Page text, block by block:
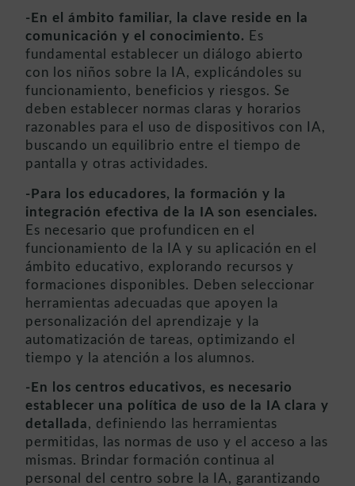
-En el ámbito familiar, la clave reside en la
comunicación y el conocimiento. Es
fundamental establecer un diálogo abierto
con los niños sobre la IA, explicándoles su
funcionamiento, beneficios y riesgos. Se
deben establecer normas claras y horarios
razonables para el uso de dispositivos con IA,
buscando un equilibrio entre el tiempo de
pantalla y otras actividades.
-Para los educadores, la formación y la
integración efectiva de la IA son esenciales.
Es necesario que profundicen en el
funcionamiento de la IA y su aplicación en el
ámbito educativo, explorando recursos y
formaciones disponibles. Deben seleccionar
herramientas adecuadas que apoyen la
personalización del aprendizaje y la
automatización de tareas, optimizando el
tiempo y la atención a los alumnos.
-En los centros educativos, es necesario
establecer una política de uso de la IA clara y
detallada, definiendo las herramientas
permitidas, las normas de uso y el acceso a las
mismas. Brindar formación continua al
personal del centro sobre la IA, garantizando